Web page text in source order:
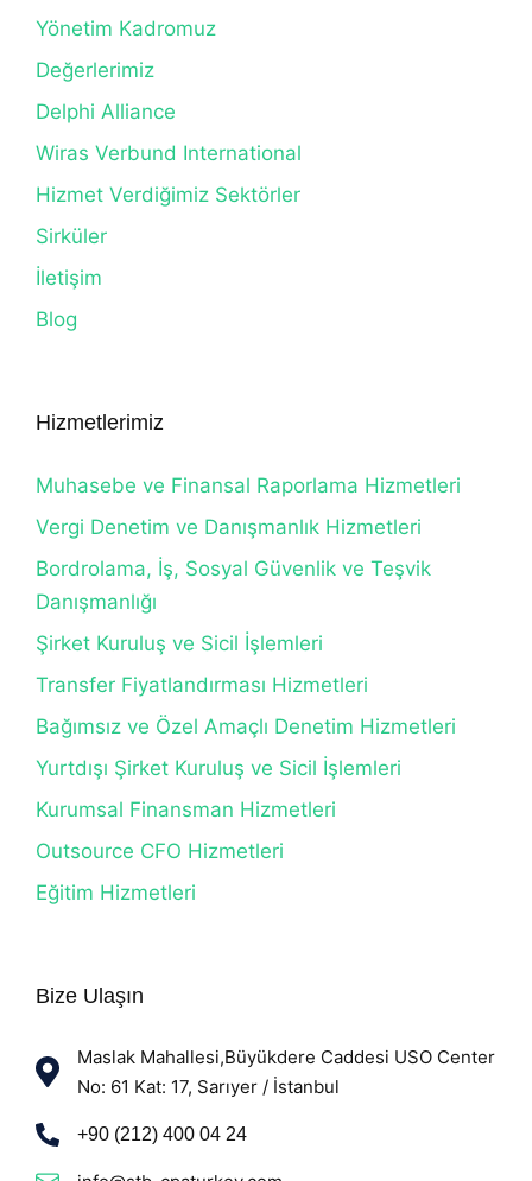
Yönetim Kadromuz
Değerlerimiz
Delphi Alliance
Wiras Verbund International
Hizmet Verdiğimiz Sektörler
Sirküler
İletişim
Blog
Hizmetlerimiz
Muhasebe ve Finansal Raporlama Hizmetleri
Vergi Denetim ve Danışmanlık Hizmetleri
Bordrolama, İş, Sosyal Güvenlik ve Teşvik
Danışmanlığı
Şirket Kuruluş ve Sicil İşlemleri
Transfer Fiyatlandırması Hizmetleri
Bağımsız ve Özel Amaçlı Denetim Hizmetleri
Yurtdışı Şirket Kuruluş ve Sicil İşlemleri
Kurumsal Finansman Hizmetleri
Outsource CFO Hizmetleri
Eğitim Hizmetleri
Bize Ulaşın
Maslak Mahallesi,Büyükdere Caddesi USO Center
No: 61 Kat: 17, Sarıyer / İstanbul
+90 (212) 400 04 24